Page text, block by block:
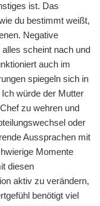
ist. Das
du bestimmt weißt,
Negative
scheint nach und
auch im
spiegeln sich in
würde der Mutter
zu wehren und
oder
Aussprachen mit
Momente
diesen
aktiv zu verändern,
benötigt viel